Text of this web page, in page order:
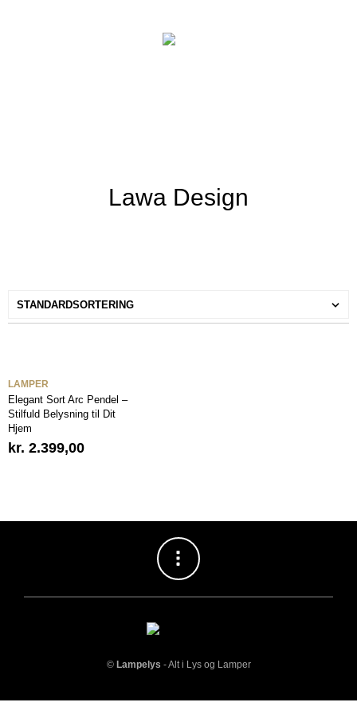
Lawa Design
LAMPER
Elegant Sort Arc Pendel –
Stilfuld Belysning til Dit
Hjem
kr. 2.399,00
© Lampelys - Alt i Lys og Lamper